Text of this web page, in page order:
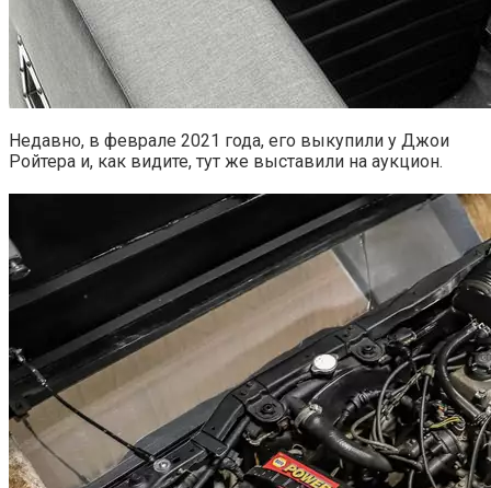
Недавно, в феврале 2021 года, его выкупили у Джои
Ройтера и, как видите, тут же выставили на аукцион.